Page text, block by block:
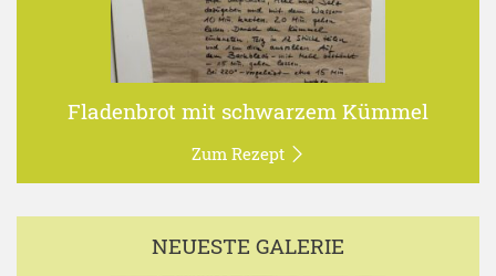
Fladenbrot mit schwarzem Kümmel
Zum Rezept
NEUESTE GALERIE